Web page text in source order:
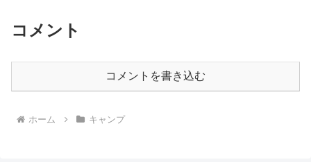
コメント
コメントを書き込む
ホーム キャンプ